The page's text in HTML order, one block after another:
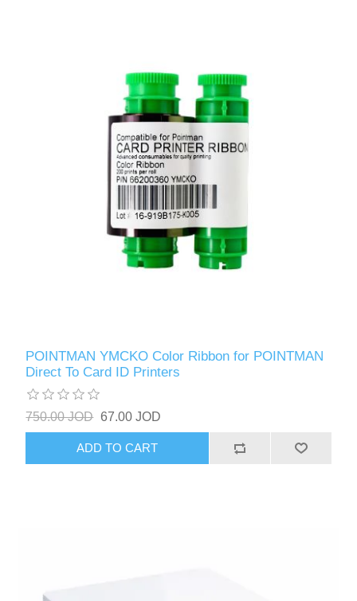
POINTMAN YMCKO Color Ribbon for POINTMAN
Direct To Card ID Printers
750.00 JOD 67.00 JOD
ADD TO CART